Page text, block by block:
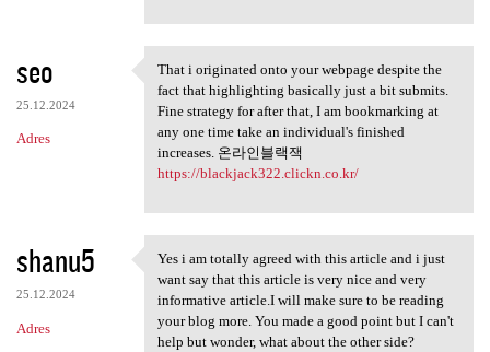
seo
25.12.2024
Adres
That i originated onto your
That i originated onto your webpage despite the
fact that highlighting basically just a bit submits.
Fine strategy for after that, I am bookmarking at
any one time take an individual's finished
increases. 온라인블랙잭
https://blackjack322.clickn.co.kr/
shanu5
25.12.2024
Adres
Yes i am totally agreed with
Yes i am totally agreed with this article and i just
want say that this article is very nice and very
informative article.I will make sure to be reading
your blog more. You made a good point but I can't
help but wonder, what about the other side?